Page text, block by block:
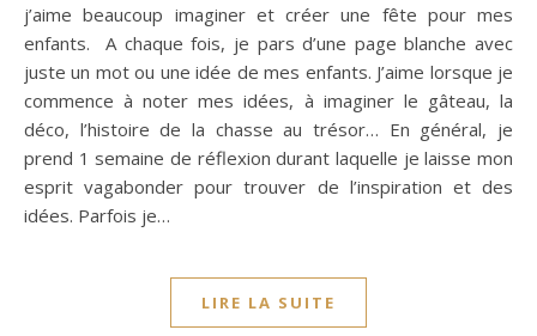
j’aime beaucoup imaginer et créer une fête pour mes
enfants. A chaque fois, je pars d’une page blanche avec
juste un mot ou une idée de mes enfants. J’aime lorsque je
commence à noter mes idées, à imaginer le gâteau, la
déco, l’histoire de la chasse au trésor… En général, je
prend 1 semaine de réflexion durant laquelle je laisse mon
esprit vagabonder pour trouver de l’inspiration et des
idées. Parfois je…
LIRE LA SUITE